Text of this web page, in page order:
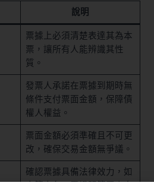
說明
票據上必須清楚表達其為本
票，讓所有人能辨識其性
質。
發票人承諾在票據到期時無
條件支付票面金額，保障債
權人權益。
票面金額必須準確且不可更
改，確保交易金額無爭議。
確認票據具備法律效力，如
未簽本名，需證明簽署人身